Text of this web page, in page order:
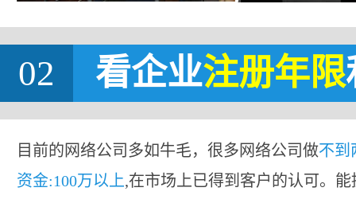
02 看企业注册年限
目前的网络公司多如牛毛，很多网络公司做不到
资金:100万以上,在市场上已得到客户的认可。